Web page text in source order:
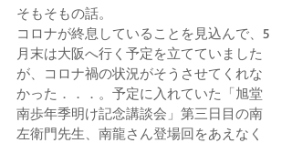
そもそもの話。
コロナが終息していることを見込んで、5
月末は大阪へ行く予定を立てていました
が、コロナ禍の状況がそうさせてくれな
かった．．．。予定に入れていた「旭堂
南歩年季明け記念講談会」第三日目の南
左衛門先生、南龍さん登場回をあえなく